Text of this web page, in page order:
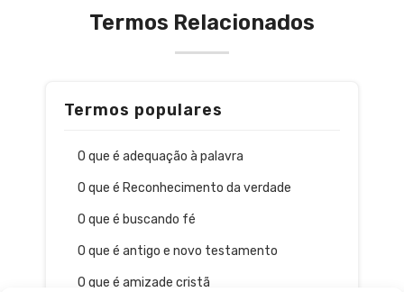
Termos Relacionados
Termos populares
O que é adequação à palavra
O que é Reconhecimento da verdade
O que é buscando fé
O que é antigo e novo testamento
O que é amizade cristã